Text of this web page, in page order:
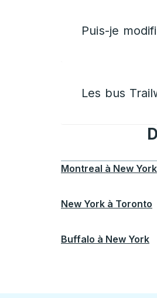
Puis-je
Les bus
Montreal à New York
New York à Toronto
Buffalo à New York